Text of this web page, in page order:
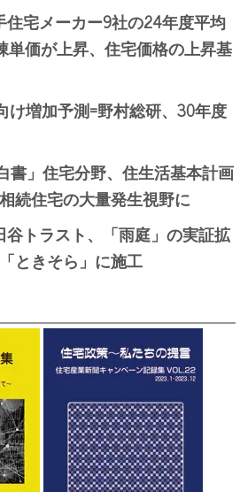
住宅メーカー9社の24年度平均
単価が上昇、住宅価格の上昇基
け増加予測=野村総研、30年度
書」住宅分野、住生活基本計画
続住宅の大量発生視野に
トラスト、「雨庭」の実証拡
ときそら」に施工